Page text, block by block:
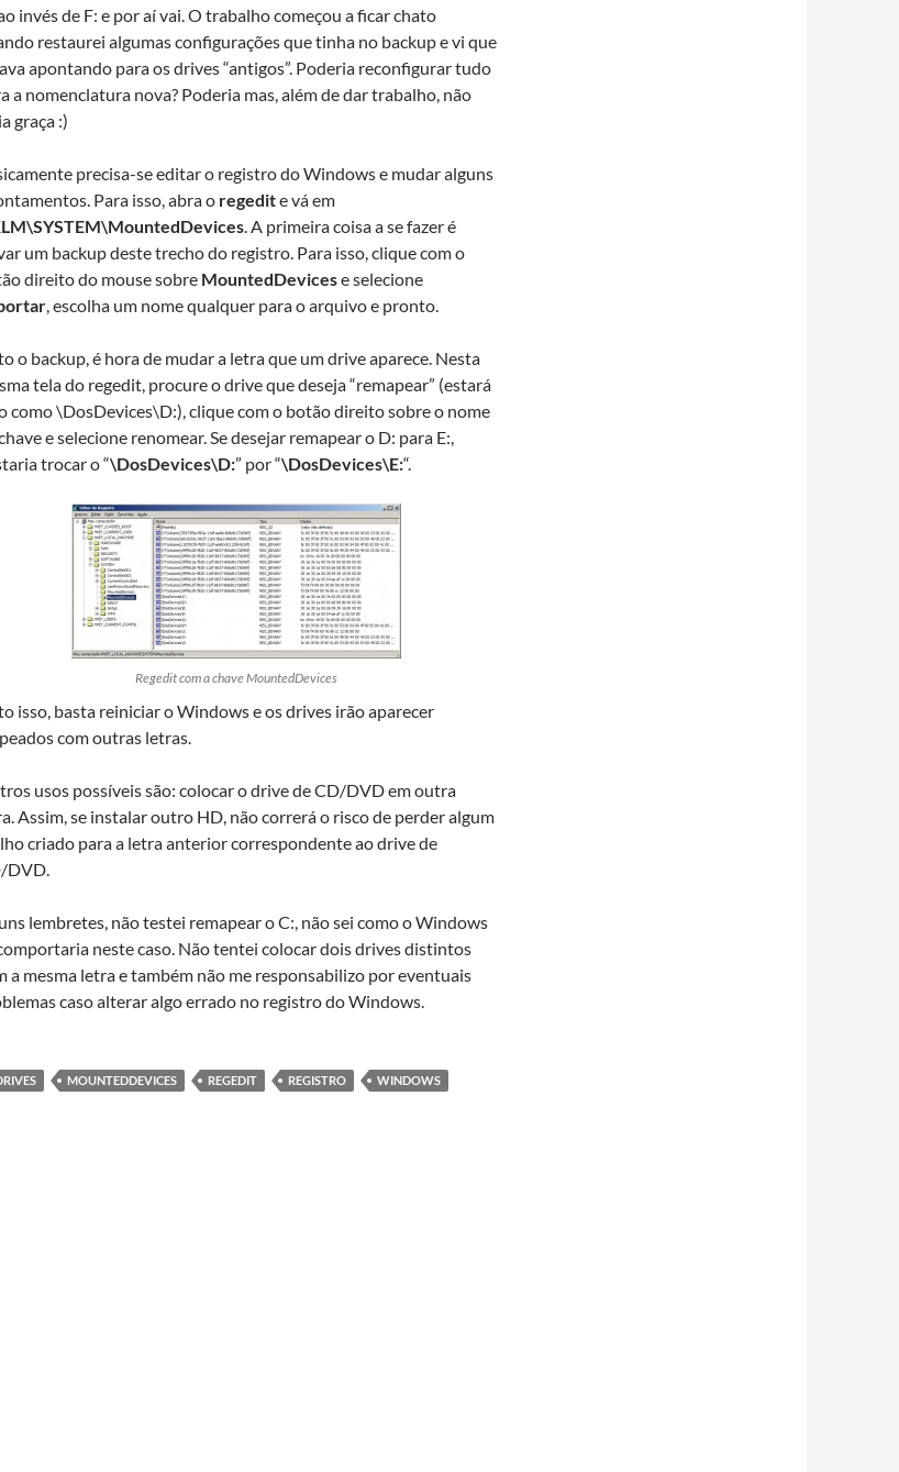
invés de F: e por aí vai. O trabalho começou a ficar chato
restaurei algumas configurações que tinha no backup e vi que
apontando para os drives “antigos”. Poderia reconfigurar tudo
a nomenclatura nova? Poderia mas, além de dar trabalho, não
graça :)
precisa-se editar o registro do Windows e mudar alguns
Para isso, abra o regedite vá em
. A primeira coisa a se fazer é
um backup deste trecho do registro. Para isso, clique com o
direito do mouse sobre MountedDevicese selecione
, escolha um nome qualquer para o arquivo e pronto.
o backup, é hora de mudar a letra que um drive aparece. Nesta
tela do regedit, procure o drive que deseja “remapear” (estará
como \DosDevices\D:), clique com o botão direito sobre o nome
e selecione renomear. Se desejar remapear o D: para E:,
trocar o “\DosDevices\D:” por “\DosDevices\E:“.
Regedit com a chave MountedDevices
isso, basta reiniciar o Windows e os drives irão aparecer
com outras letras.
usos possíveis são: colocar o drive de CD/DVD em outra
Assim, se instalar outro HD, não correrá o risco de perder algum
criado para a letra anterior correspondente ao drive de
DVD.
lembretes, não testei remapear o C:, não sei como o Windows
neste caso. Não tentei colocar dois drives distintos
a mesma letra e também não me responsabilizo por eventuais
caso alterar algo errado no registro do Windows.
MOUNTEDDEVICES REGEDIT REGISTRO WINDOWS